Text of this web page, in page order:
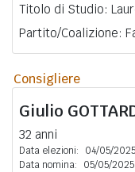
Titolo di Studio:
Partito/Coalizione:
Consigliere
Giulio
32 anni
Data elezioni:
04/05/2025
Data nomina:
05/05/2025